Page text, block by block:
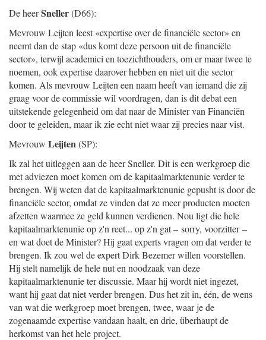
De heerSneller(D66):
Mevrouw Leijten leest «expertise over de financiële sector» en
neemt dan de stap «dus komt deze persoon uit de financiële
sector», terwijl academici en toezichthouders, om er maar twee te
noemen, ook expertise daarover hebben en niet uit die sector
komen. Als mevrouw Leijten een naam heeft van iemand die zij
graag voor de commissie wil voordragen, dan is dit debat een
uitstekende gelegenheid om dat naar de Minister van Financiën
door te geleiden, maar ik zie echt niet waar zij precies naar vist.
Mevrouw Leijten(SP):
Ik zal het uitleggen aan de heer Sneller. Dit is een werkgroep die
met adviezen moet komen om de kapitaalmarktenunie verder te
brengen. Wij weten dat de kapitaalmarktenunie gepusht is door de
financiële sector, omdat ze vinden dat ze meer producten moeten
afzetten waarmee ze geld kunnen verdienen. Nou ligt die hele
kapitaalmarktenunie op z'n reet... op z'n gat – sorry, voorzitter –
en wat doet de Minister? Hij gaat experts vragen om dat verder te
brengen. Ik zou wel de expert Dirk Bezemer willen voorstellen.
Hij stelt namelijk de hele nut en noodzaak van deze
kapitaalmarktenunie ter discussie. Maar hij wordt niet ingezet,
want hij gaat dat niet verder brengen. Dus het zit in, één, de wens
van wat die werkgroep moet brengen, twee, waar je de
zogenaamde expertise vandaan haalt, en drie, überhaupt de
herkomst van het hele project.